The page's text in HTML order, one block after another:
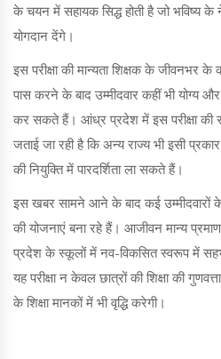
के चयन में सहायक सिद्ध होती है जो भविष्य के
योगदान देंगे।
इस परीक्षा की मान्यता शिक्षक के जीवनभर
पास करने के बाद उम्मीदवार कहीं भी योग्य
कर सकते हैं। आंध्र प्रदेश में इस परीक्षा की
जताई जा रही है कि अन्य राज्य भी इसी
की नियुक्ति में पारदर्शिता ला सकते हैं।
इस खबर सामने आने के बाद कई उम्मीदवारों
की योजनाएं बना रहे हैं। आजीवन मान्य
प्रदेश के स्कूलों में नव-विकसित स्वरूप में
यह परीक्षा न केवल छात्रों की शिक्षा की
के शिक्षा मानकों में भी वृद्धि करेगी।